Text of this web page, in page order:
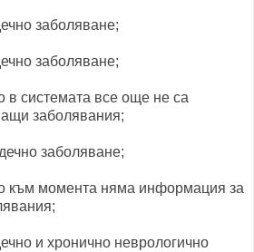
заболяване;
заболяване;
в системата все още не са
заболявания;
заболяване;
към момента няма информация за
и хронично неврологично